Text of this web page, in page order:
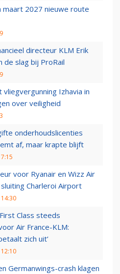
maart 2027 nieuwe route
directeur KLM Erik
de slag bij ProRail
vliegvergunning Izhavia in
over veiligheid
onderhoudslicenties
af, maar krapte blijft
voor Ryanair en Wizz Air
Charleroi Airport
Class steeds
Air France-KLM:
zich uit’
Germanwings-crash klagen